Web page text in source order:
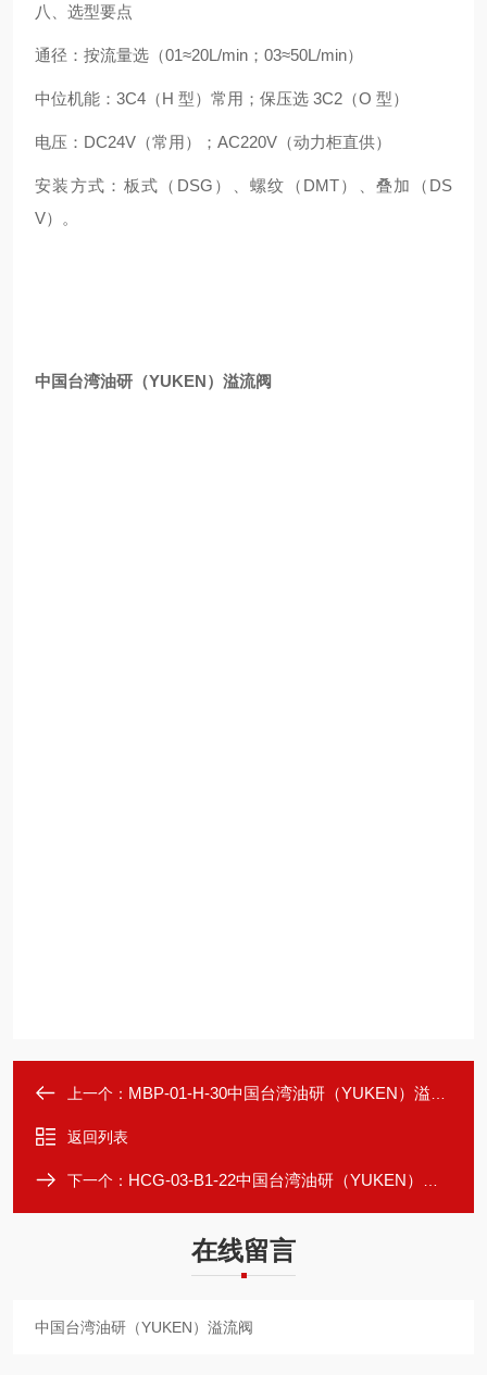
八、选型要点
通径：按流量选（01≈20L/min；03≈50L/min）
中位机能：3C4（H 型）常用；保压选 3C2（O 型）
电压：DC24V（常用）；AC220V（动力柜直供）
安装方式：板式（DSG）、螺纹（DMT）、叠加（DS
V）。
中国台湾油研（YUKEN）溢流阀
上一个： MBP-01-H-30中国台湾油研（YUKEN）溢流阀
返回列表
下一个： HCG-03-B1-22中国台湾油研（YUKEN）单向阀
在线留言